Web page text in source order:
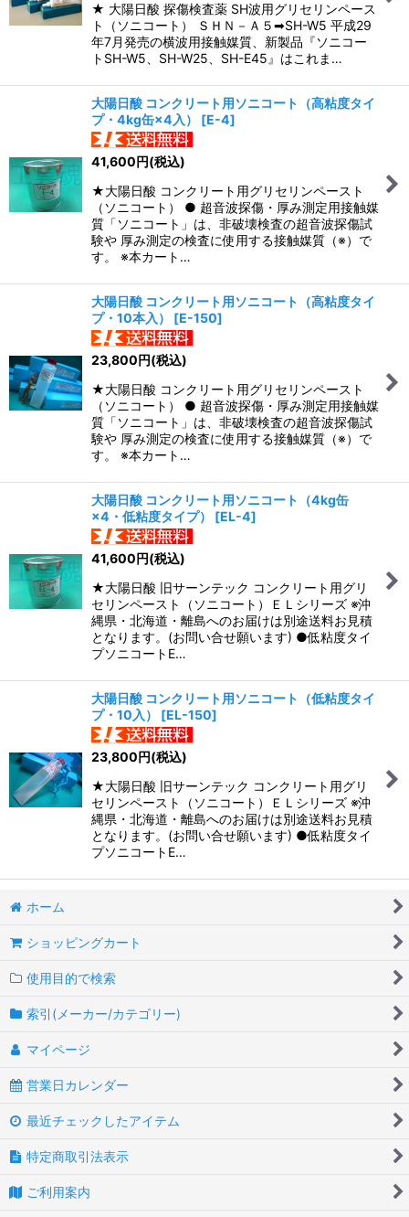
★ 大陽日酸 探傷検査薬 SH波用グリセリンペース
ト（ソニコート） ＳＨＮ－Ａ５➡SH-W5 平成29
年7月発売の横波用接触媒質、新製品『ソニコー
トSH-W5、SH-W25、SH-E45』はこれま…
大陽日酸 コンクリート用ソニコート（高粘度タイ
プ・4kg缶×4入）
[E-4]
41,600円(税込)
★大陽日酸 コンクリート用グリセリンペースト
（ソニコート） ● 超音波探傷・厚み測定用接触媒
質「ソニコート」は、非破壊検査の超音波探傷試
験や 厚み測定の検査に使用する接触媒質（※）で
す。 ※本カート…
大陽日酸 コンクリート用ソニコート（高粘度タイ
プ・10本入）
[E-150]
23,800円(税込)
★大陽日酸 コンクリート用グリセリンペースト
（ソニコート） ● 超音波探傷・厚み測定用接触媒
質「ソニコート」は、非破壊検査の超音波探傷試
験や 厚み測定の検査に使用する接触媒質（※）で
す。 ※本カート…
大陽日酸 コンクリート用ソニコート（4kg缶
×4・低粘度タイプ）
[EL-4]
41,600円(税込)
★大陽日酸 旧サーンテック コンクリート用グリ
セリンペースト（ソニコート）ＥＬシリーズ ※沖
縄県・北海道・離島へのお届けは別途送料お見積
となります。(お問い合せ願います) ●低粘度タイ
プソニコートE…
大陽日酸 コンクリート用ソニコート（低粘度タイ
プ・10入）
[EL-150]
23,800円(税込)
★大陽日酸 旧サーンテック コンクリート用グリ
セリンペースト（ソニコート）ＥＬシリーズ ※沖
縄県・北海道・離島へのお届けは別途送料お見積
となります。(お問い合せ願います) ●低粘度タイ
プソニコートE…
ホーム
ショッピングカート
使用目的で検索
索引(メーカー/カテゴリー)
マイページ
営業日カレンダー
最近チェックしたアイテム
特定商取引法表示
ご利用案内